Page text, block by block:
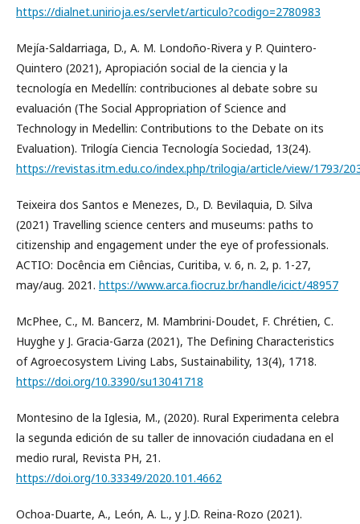
https://dialnet.unirioja.es/servlet/articulo?codigo=2780983
Mejía-Saldarriaga, D., A. M. Londoño-Rivera y P. Quintero-
Quintero (2021), Apropiación social de la ciencia y la
tecnología en Medellín: contribuciones al debate sobre su
evaluación (The Social Appropriation of Science and
Technology in Medellin: Contributions to the Debate on its
Evaluation). Trilogía Ciencia Tecnología Sociedad, 13(24).
https://revistas.itm.edu.co/index.php/trilogia/article/view/1793/
Teixeira dos Santos e Menezes, D., D. Bevilaquia, D. Silva
(2021) Travelling science centers and museums: paths to
citizenship and engagement under the eye of professionals.
ACTIO: Docência em Ciências, Curitiba, v. 6, n. 2, p. 1-27,
may/aug. 2021. https://www.arca.fiocruz.br/handle/icict/48957
McPhee, C., M. Bancerz, M. Mambrini-Doudet, F. Chrétien, C.
Huyghe y J. Gracia-Garza (2021), The Defining Characteristics
of Agroecosystem Living Labs, Sustainability, 13(4), 1718.
https://doi.org/10.3390/su13041718
Montesino de la Iglesia, M., (2020). Rural Experimenta celebra
la segunda edición de su taller de innovación ciudadana en el
medio rural, Revista PH, 21.
https://doi.org/10.33349/2020.101.4662
Ochoa-Duarte, A., León, A. L., y J.D. Reina-Rozo (2021).